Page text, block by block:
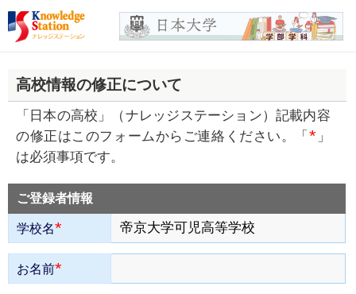
高校情報の修正について
「日本の高校」（ナレッジステーション）記載内容
の修正はこのフォームからご連絡ください。「* 」
は必須事項です。
ご登録者情報
学校名*
お名前*